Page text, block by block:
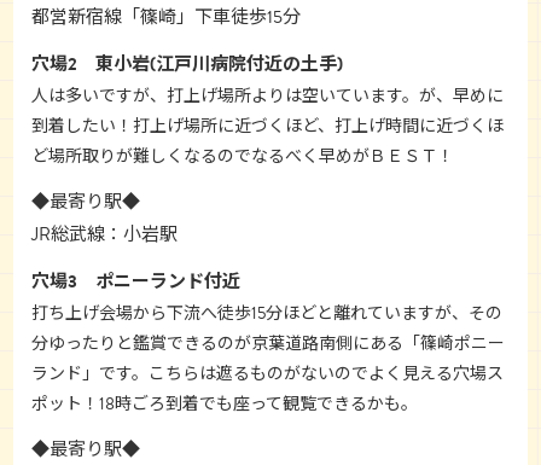
都営新宿線「篠崎」下車徒歩15分
穴場2 東小岩(江戸川病院付近の土手)
人は多いですが、打上げ場所よりは空いています。が、早めに
到着したい！打上げ場所に近づくほど、打上げ時間に近づくほ
ど場所取りが難しくなるのでなるべく早めがＢＥＳＴ！
◆最寄り駅◆
JR総武線：小岩駅
穴場3 ポニーランド付近
打ち上げ会場から下流へ徒歩15分ほどと離れていますが、その
分ゆったりと鑑賞できるのが京葉道路南側にある「篠崎ポニー
ランド」です。こちらは遮るものがないのでよく見える穴場ス
ポット！18時ごろ到着でも座って観覧できるかも。
◆最寄り駅◆